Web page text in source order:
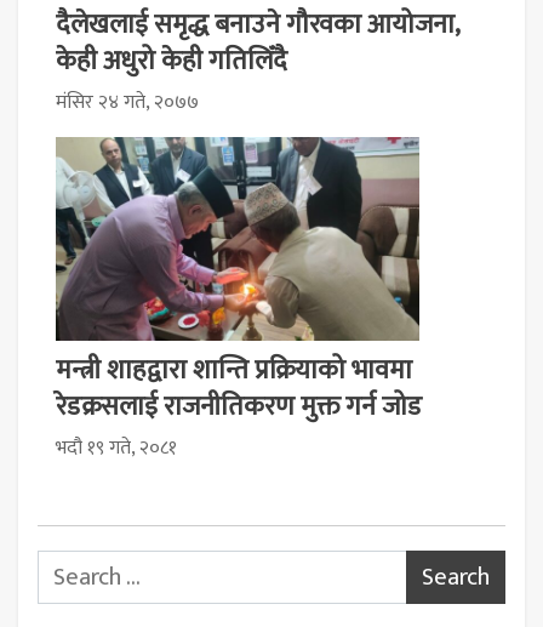
दैलेखलाई समृद्ध बनाउने गौरवका आयोजना,
केही अधुरो केही गतिलिँदै
मंसिर २४ गते, २०७७
मन्त्री शाहद्वारा शान्ति प्रक्रियाको भावमा
रेडक्रसलाई राजनीतिकरण मुक्त गर्न जोड
भदौ १९ गते, २०८१
Search for: